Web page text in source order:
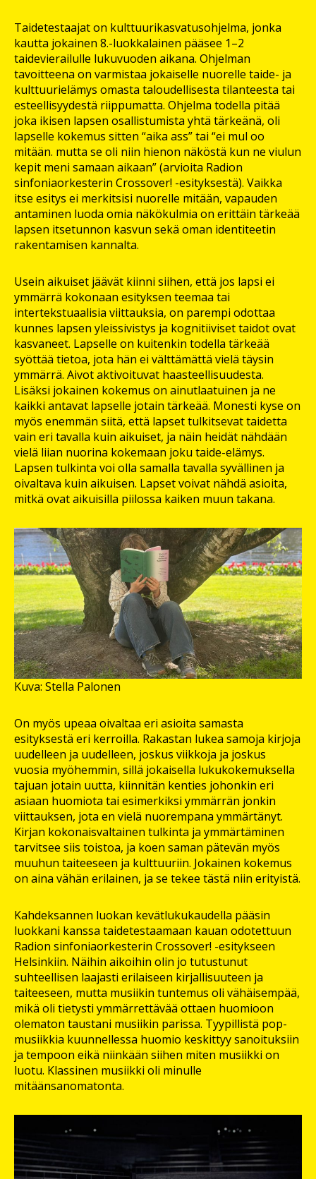
Taidetestaajat on kulttuurikasvatusohjelma, jonka
kautta jokainen 8.-luokkalainen pääsee 1–2
taidevierailulle lukuvuoden aikana. Ohjelman
tavoitteena on varmistaa jokaiselle nuorelle taide- ja
kulttuurielämys omasta taloudellisesta tilanteesta tai
esteellisyydestä riippumatta. Ohjelma todella pitää
joka ikisen lapsen osallistumista yhtä tärkeänä, oli
lapselle kokemus sitten “aika ass” tai “ei mul oo
mitään. mutta se oli niin hienon näköstä kun ne viulun
kepit meni samaan aikaan” (arvioita Radion
sinfoniaorkesterin Crossover! -esityksestä). Vaikka
itse esitys ei merkitsisi nuorelle mitään, vapauden
antaminen luoda omia näkökulmia on erittäin tärkeää
lapsen itsetunnon kasvun sekä oman identiteetin
rakentamisen kannalta.
Usein aikuiset jäävät kiinni siihen, että jos lapsi ei
ymmärrä kokonaan esityksen teemaa tai
intertekstuaalisia viittauksia, on parempi odottaa
kunnes lapsen yleissivistys ja kognitiiviset taidot ovat
kasvaneet. Lapselle on kuitenkin todella tärkeää
syöttää tietoa, jota hän ei välttämättä vielä täysin
ymmärrä. Aivot aktivoituvat haasteellisuudesta.
Lisäksi jokainen kokemus on ainutlaatuinen ja ne
kaikki antavat lapselle jotain tärkeää. Monesti kyse on
myös enemmän siitä, että lapset tulkitsevat taidetta
vain eri tavalla kuin aikuiset, ja näin heidät nähdään
vielä liian nuorina kokemaan joku taide-elämys.
Lapsen tulkinta voi olla samalla tavalla syvällinen ja
oivaltava kuin aikuisen. Lapset voivat nähdä asioita,
mitkä ovat aikuisilla piilossa kaiken muun takana.
Kuva: Stella Palonen
On myös upeaa oivaltaa eri asioita samasta
esityksestä eri kerroilla. Rakastan lukea samoja kirjoja
uudelleen ja uudelleen, joskus viikkoja ja joskus
vuosia myöhemmin, sillä jokaisella lukukokemuksella
tajuan jotain uutta, kiinnitän kenties johonkin eri
asiaan huomiota tai esimerkiksi ymmärrän jonkin
viittauksen, jota en vielä nuorempana ymmärtänyt.
Kirjan kokonaisvaltainen tulkinta ja ymmärtäminen
tarvitsee siis toistoa, ja koen saman pätevän myös
muuhun taiteeseen ja kulttuuriin. Jokainen kokemus
on aina vähän erilainen, ja se tekee tästä niin erityistä.
Kahdeksannen luokan kevätlukukaudella pääsin
luokkani kanssa taidetestaamaan kauan odotettuun
Radion sinfoniaorkesterin Crossover! -esitykseen
Helsinkiin. Näihin aikoihin olin jo tutustunut
suhteellisen laajasti erilaiseen kirjallisuuteen ja
taiteeseen, mutta musiikin tuntemus oli vähäisempää,
mikä oli tietysti ymmärrettävää ottaen huomioon
olematon taustani musiikin parissa. Tyypillistä pop-
musiikkia kuunnellessa huomio keskittyy sanoituksiin
ja tempoon eikä niinkään siihen miten musiikki on
luotu. Klassinen musiikki oli minulle
mitäänsanomatonta.